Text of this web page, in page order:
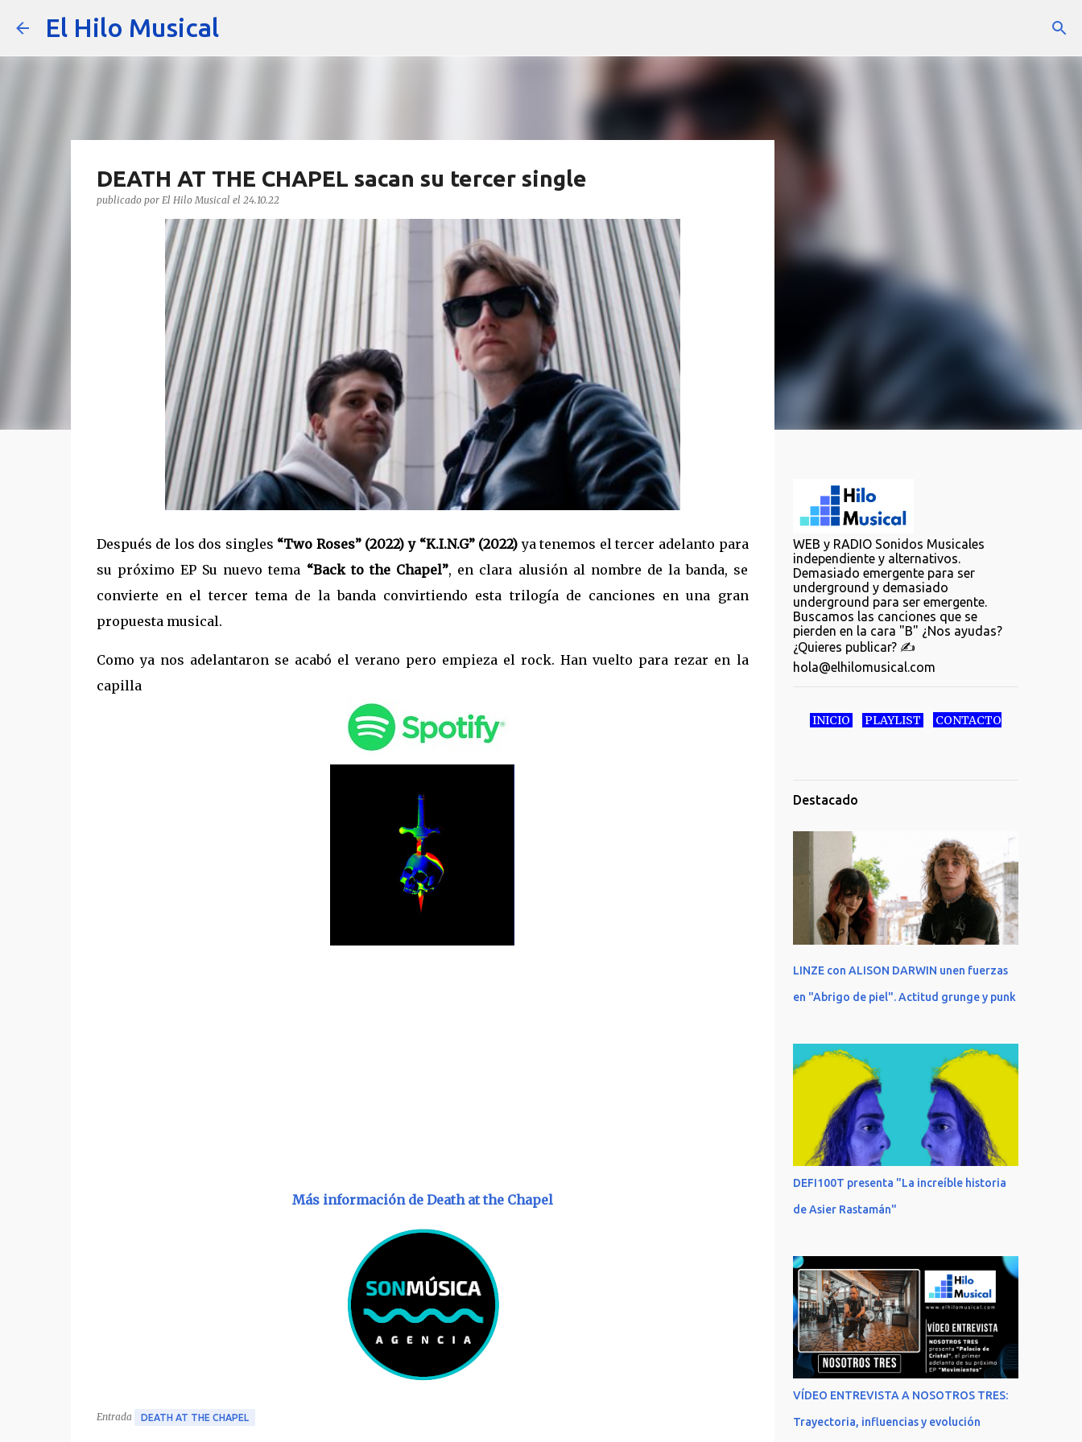
El Hilo Musical
DEATH AT THE CHAPEL sacan su tercer single
publicado por El Hilo Musical el 24.10.22
Después de los dos singles “Two Roses” (2022) y “K.I.N.G” (2022) ya tenemos el tercer adelanto para
su próximo EP Su nuevo tema “Back to the Chapel”, en clara alusión al nombre de la banda, se
convierte en el tercer tema de la banda convirtiendo esta trilogía de canciones en una gran
propuesta musical.
Como ya nos adelantaron se acabó el verano pero empieza el rock. Han vuelto para rezar en la
capilla
Más información de Death at the Chapel
Entrada DEATH AT THE CHAPEL
WEB y RADIO Sonidos Musicales
independiente y alternativos.
Demasiado emergente para ser
underground y demasiado
underground para ser emergente.
Buscamos las canciones que se
pierden en la cara "B" ¿Nos ayudas?
¿Quieres publicar? ✍️
hola@elhilomusical.com
INICIO PLAYLIST CONTACTO
Destacado
LINZE con ALISON DARWIN unen fuerzas
en "Abrigo de piel". Actitud grunge y punk
DEFI100T presenta "La increíble historia
de Asier Rastamán"
VÍDEO ENTREVISTA A NOSOTROS TRES:
Trayectoria, influencias y evolución